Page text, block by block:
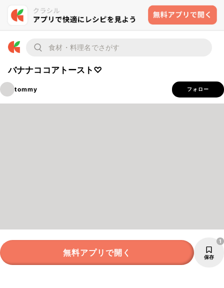
バナナココアトースト♡
tommy フォロー
無料アプリで開く 保存
1